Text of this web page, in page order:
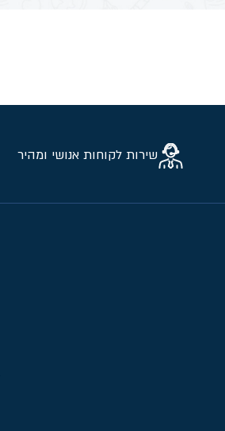
שירות לקוחות אנושי ומהיר